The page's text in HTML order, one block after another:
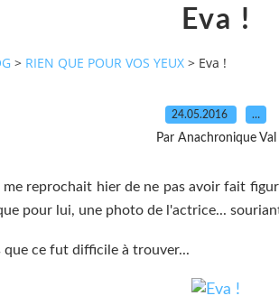
Eva !
> RIEN QUE POUR VOS YEUX > Eva !
24.05.2016 …
Par Anachronique Val
me reprochait hier de ne pas avoir fait
pour lui, une photo de l'actrice...
que ce fut difficile à trouver...